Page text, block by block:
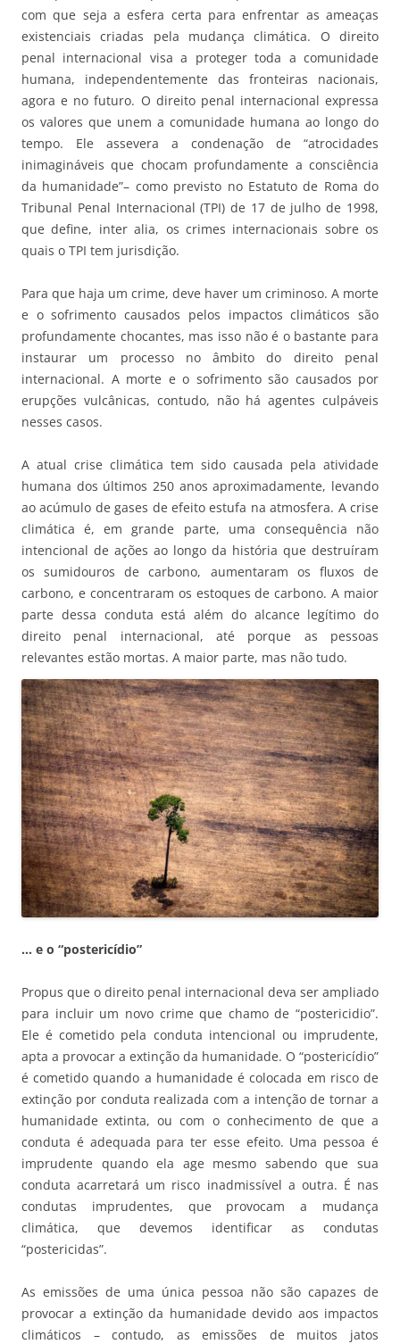
com que seja a esfera certa para enfrentar as ameaças
existenciais criadas pela mudança climática. O direito
penal internacional visa a proteger toda a comunidade
humana, independentemente das fronteiras nacionais,
agora e no futuro. O direito penal internacional expressa
os valores que unem a comunidade humana ao longo do
tempo. Ele assevera a condenação de “atrocidades
inimagináveis que chocam profundamente a consciência
da humanidade”– como previsto no Estatuto de Roma do
Tribunal Penal Internacional (TPI) de 17 de julho de 1998,
que define, inter alia, os crimes internacionais sobre os
quais o TPI tem jurisdição.
Para que haja um crime, deve haver um criminoso. A morte
e o sofrimento causados pelos impactos climáticos são
profundamente chocantes, mas isso não é o bastante para
instaurar um processo no âmbito do direito penal
internacional. A morte e o sofrimento são causados por
erupções vulcânicas, contudo, não há agentes culpáveis
nesses casos.
A atual crise climática tem sido causada pela atividade
humana dos últimos 250 anos aproximadamente, levando
ao acúmulo de gases de efeito estufa na atmosfera. A crise
climática é, em grande parte, uma consequência não
intencional de ações ao longo da história que destruíram
os sumidouros de carbono, aumentaram os fluxos de
carbono, e concentraram os estoques de carbono. A maior
parte dessa conduta está além do alcance legítimo do
direito penal internacional, até porque as pessoas
relevantes estão mortas. A maior parte, mas não tudo.
… e o “postericídio”
Propus que o direito penal internacional deva ser ampliado
para incluir um novo crime que chamo de “postericidio”.
Ele é cometido pela conduta intencional ou imprudente,
apta a provocar a extinção da humanidade. O “postericídio”
é cometido quando a humanidade é colocada em risco de
extinção por conduta realizada com a intenção de tornar a
humanidade extinta, ou com o conhecimento de que a
conduta é adequada para ter esse efeito. Uma pessoa é
imprudente quando ela age mesmo sabendo que sua
conduta acarretará um risco inadmissível a outra. É nas
condutas imprudentes, que provocam a mudança
climática, que devemos identificar as condutas
“postericidas”.
As emissões de uma única pessoa não são capazes de
provocar a extinção da humanidade devido aos impactos
climáticos – contudo, as emissões de muitos jatos